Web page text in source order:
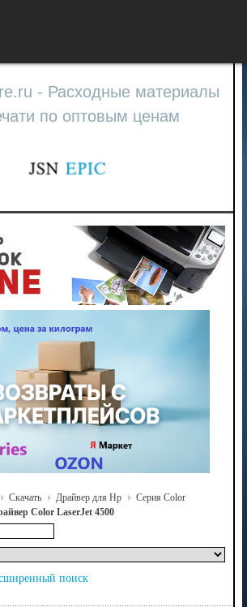
- Расходные материалы
по оптовым ценам
Скачать Драйвер для Hp
Серия Color
Color LaserJet 4500
поиск